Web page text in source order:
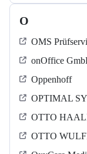
O
OMS
onOffice
Oppenhoff
OPTIMAL
OTTO
OTTO